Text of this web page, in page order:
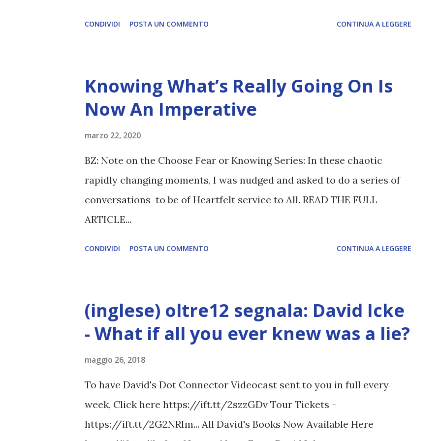
CONDIVIDI POSTA UN COMMENTO CONTINUA A LEGGERE
Knowing What’s Really Going On Is
Now An Imperative
marzo 22, 2020
BZ: Note on the Choose Fear or Knowing Series: In these chaotic
rapidly changing moments, I was nudged and asked to do a series of
conversations to be of Heartfelt service to All. READ THE FULL
ARTICLE...
CONDIVIDI POSTA UN COMMENTO CONTINUA A LEGGERE
(inglese) oltre12 segnala: David Icke
- What if all you ever knew was a lie?
maggio 26, 2018
To have David's Dot Connector Videocast sent to you in full every
week, Click here https://ift.tt/2szzGDv Tour Tickets -
https://ift.tt/2G2NRIm... All David's Books Now Available Here